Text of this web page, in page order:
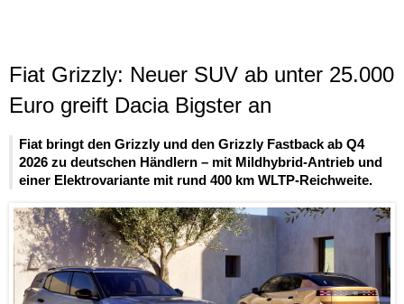
Fiat Grizzly: Neuer SUV ab unter 25.000
Euro greift Dacia Bigster an
Fiat bringt den Grizzly und den Grizzly Fastback ab Q4
2026 zu deutschen Händlern – mit Mildhybrid-Antrieb und
einer Elektrovariante mit rund 400 km WLTP-Reichweite.